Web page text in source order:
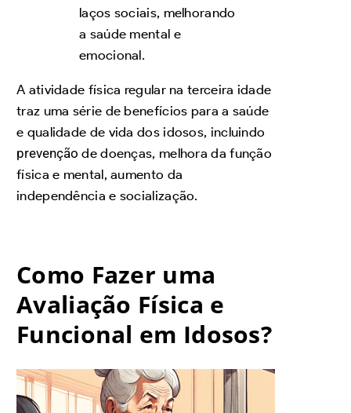
laços sociais, melhorando
a saúde mental e
emocional.
A atividade física regular na terceira idade
traz uma série de benefícios para a saúde
e qualidade de vida dos idosos, incluindo
prevenção de doenças, melhora da função
física e mental, aumento da
independência e socialização.
Como Fazer uma
Avaliação Física e
Funcional em Idosos?